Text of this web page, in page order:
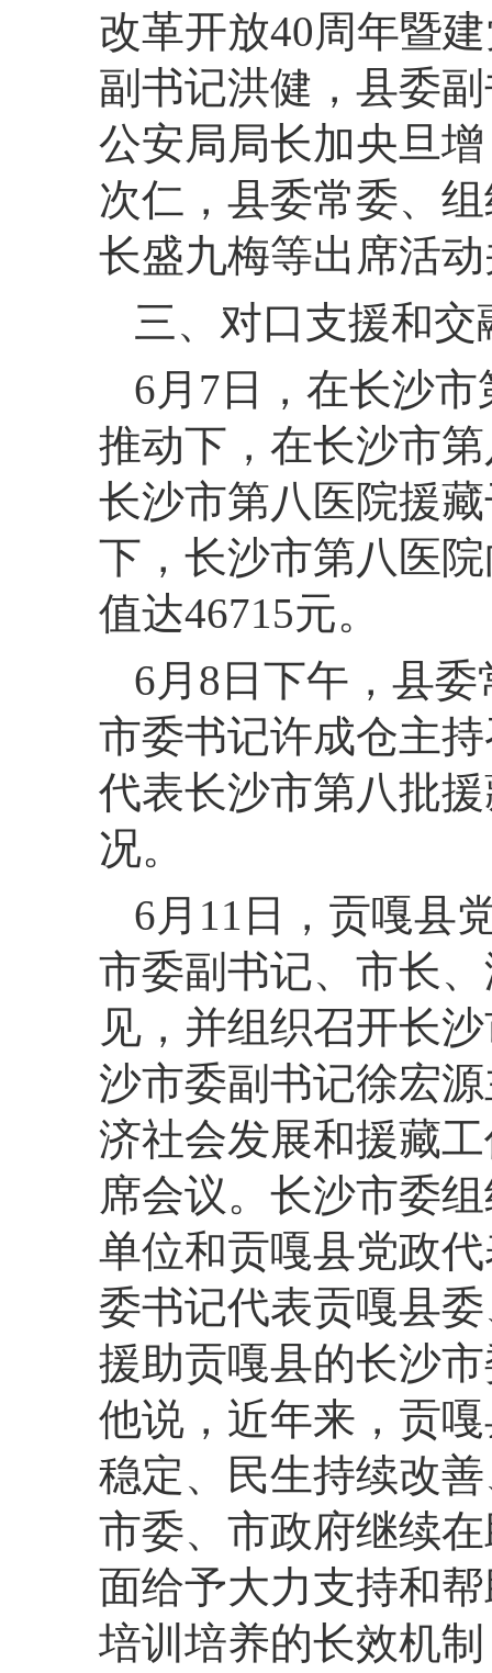
改革开放40周年暨
副书记洪健，县委
公安局局长加央旦
次仁，县委常委、
长盛九梅等出席活
三、对口支援和交
6月7日，在长沙
推动下，在长沙市
长沙市第八医院援
下，长沙市第八医
值达46715元。
6月8日下午，县
市委书记许成仓主
代表长沙市第八批
况。
6月11日，贡嘎县
市委副书记、市长
见，并组织召开长
沙市委副书记徐宏
济社会发展和援藏
席会议。长沙市委
单位和贡嘎县党政
委书记代表贡嘎县
援助贡嘎县的长沙
他说，近年来，贡
稳定、民生持续改
市委、市政府继续
面给予大力支持和
培训培养的长效机